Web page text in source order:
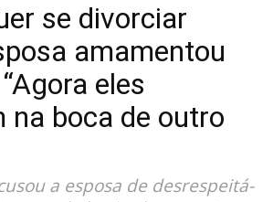
se divorciar
amamentou
eles
na boca de outro
a esposa de desrespeitá-